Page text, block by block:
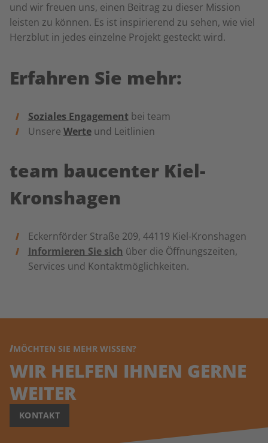
und wir freuen uns, einen Beitrag zu dieser Mission
leisten zu können. Es ist inspirierend zu sehen, wie viel
Herzblut in jedes einzelne Projekt gesteckt wird.
Erfahren Sie mehr:
Soziales Engagementbei team
Unsere Werteund Leitlinien
team baucenter Kiel-
Kronshagen
Eckernförder Straße 209, 44119 Kiel-Kronshagen
Informieren Sie sich über die Öffnungszeiten,
Services und Kontaktmöglichkeiten.
MÖCHTEN SIE MEHR WISSEN?
WIR HELFEN IHNEN GERNE
WEITER
KONTAKT